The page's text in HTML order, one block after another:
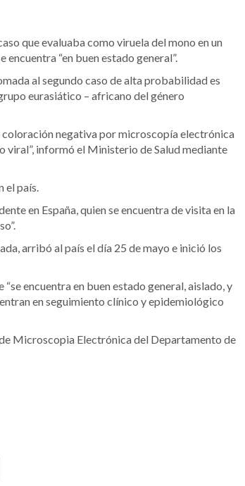
que evaluaba como viruela del mono en un
“en buen estado general”.
al segundo caso de alta probabilidad es
eurasiático – africano del género
negativa por microscopía electrónica
viral”, informó el Ministerio de Salud mediante
el país.
en España, quien se encuentra de visita en la
arribó al país el día 25 de mayo e inició los
encuentra en buen estado general, aislado, y
en seguimiento clínico y epidemiológico
Microscopia Electrónica del Departamento de